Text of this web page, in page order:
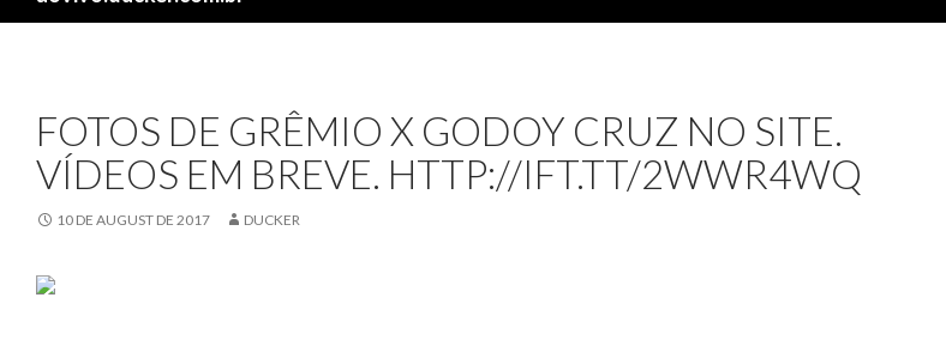
FOTOS DE GRÊMIO X GODOY CRUZ NO SITE.
VÍDEOS EM BREVE. HTTP://IFT.TT/2WWR4WQ
10 DE AUGUST DE 2017 DUCKER